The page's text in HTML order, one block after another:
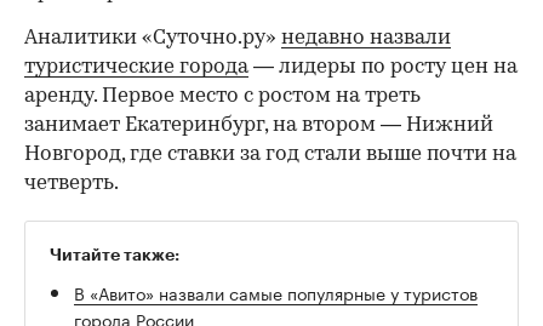
Аналитики «Суточно.ру» недавно назвали
туристические города— лидеры по росту цен на
аренду. Первое место с ростом на треть
занимает Екатеринбург, на втором — Нижний
Новгород, где ставки за год стали выше почти на
четверть.
Читайте также:
В «Авито» назвали самые популярные у туристов
города России